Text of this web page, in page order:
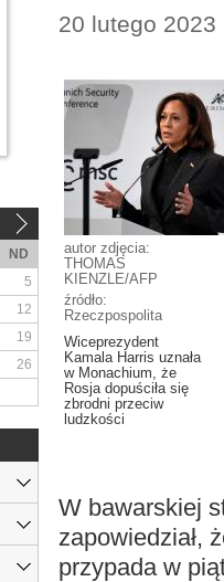
20 lutego
autor zdjęcia:
THOMAS
KIENZLE/AFP
źródło:
Rzeczpospolita
Wiceprezydent
Kamala Harris uznała
w Monachium, że
Rosja dopuściła się
zbrodni przeciw
ludzkości
W bawarskiej
zapowiedział,
przypada w
ND
5
12
19
26